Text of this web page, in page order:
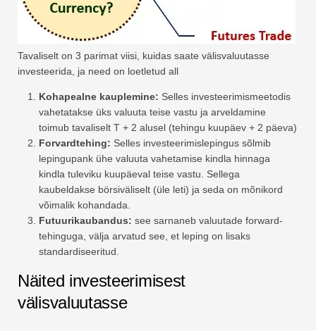
Tavaliselt on 3 parimat viisi, kuidas saate välisvaluutasse
investeerida, ja need on loetletud all
Kohapealne kauplemine: Selles investeerimismeetodis
vahetatakse üks valuuta teise vastu ja arveldamine
toimub tavaliselt T + 2 alusel (tehingu kuupäev + 2 päeva)
Forvardtehing: Selles investeerimislepingus sõlmib
lepingupank ühe valuuta vahetamise kindla hinnaga
kindla tuleviku kuupäeval teise vastu. Sellega
kaubeldakse börsiväliselt (üle leti) ja seda on mõnikord
võimalik kohandada.
Futuurikaubandus: see sarnaneb valuutade forward-
tehinguga, välja arvatud see, et leping on lisaks
standardiseeritud.
Näited investeerimisest
välisvaluutasse